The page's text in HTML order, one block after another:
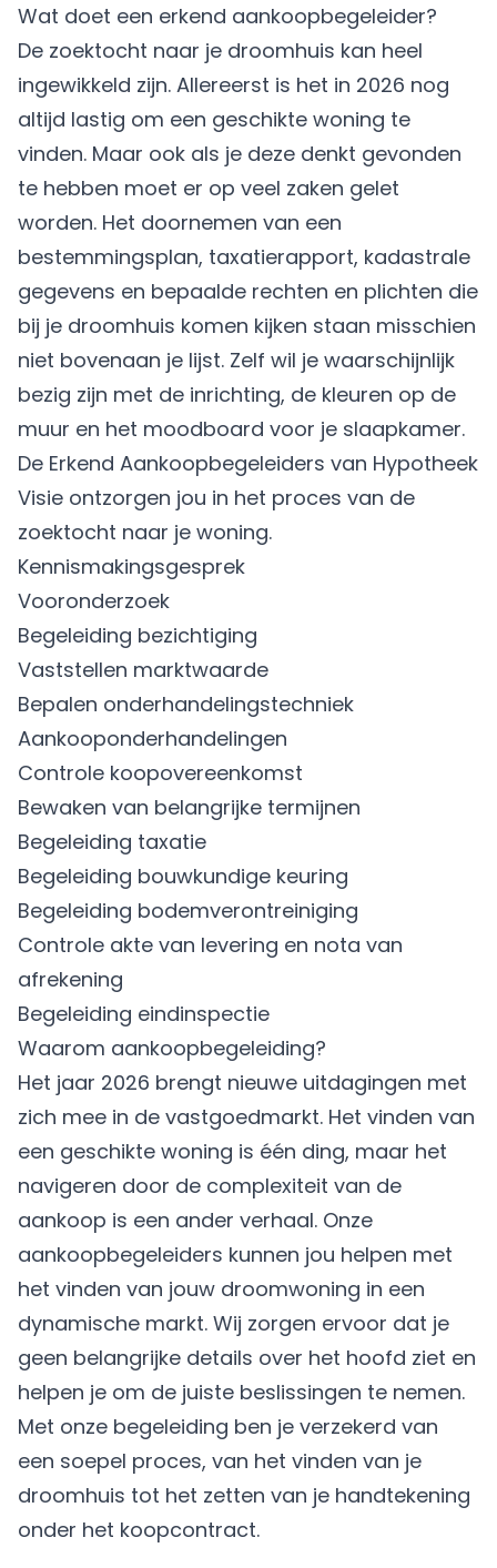
Wat doet een erkend aankoopbegeleider?
De zoektocht naar je droomhuis kan heel
ingewikkeld zijn. Allereerst is het in 2026 nog
altijd lastig om een geschikte woning te
vinden. Maar ook als je deze denkt gevonden
te hebben moet er op veel zaken gelet
worden. Het doornemen van een
bestemmingsplan, taxatierapport, kadastrale
gegevens en bepaalde rechten en plichten die
bij je droomhuis komen kijken staan misschien
niet bovenaan je lijst. Zelf wil je waarschijnlijk
bezig zijn met de inrichting, de kleuren op de
muur en het moodboard voor je slaapkamer.
De Erkend Aankoopbegeleiders van Hypotheek
Visie ontzorgen jou in het proces van de
zoektocht naar je woning.
Kennismakingsgesprek
Vooronderzoek
Begeleiding bezichtiging
Vaststellen marktwaarde
Bepalen onderhandelingstechniek
Aankooponderhandelingen
Controle koopovereenkomst
Bewaken van belangrijke termijnen
Begeleiding taxatie
Begeleiding bouwkundige keuring
Begeleiding bodemverontreiniging
Controle akte van levering en nota van
afrekening
Begeleiding eindinspectie
Waarom aankoopbegeleiding?
Het jaar 2026 brengt nieuwe uitdagingen met
zich mee in de vastgoedmarkt. Het vinden van
een geschikte woning is één ding, maar het
navigeren door de complexiteit van de
aankoop is een ander verhaal. Onze
aankoopbegeleiders kunnen jou helpen met
het vinden van jouw droomwoning in een
dynamische markt. Wij zorgen ervoor dat je
geen belangrijke details over het hoofd ziet en
helpen je om de juiste beslissingen te nemen.
Met onze begeleiding ben je verzekerd van
een soepel proces, van het vinden van je
droomhuis tot het zetten van je handtekening
onder het koopcontract.